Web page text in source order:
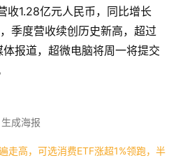
收1.28亿元人民币，同比增长
季度营收续创历史新高，超过
报道，超微电脑将周一将提交
生成海报
走高，可选消费ETF涨超1%领跑，半